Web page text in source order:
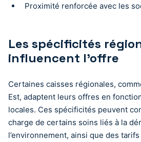
Proximité renforcée avec les
Les spécificités
influencent l’offre
Certaines caisses régionales,
Est, adaptent leurs offres en
locales. Ces spécificités peuvent
charge de certains soins liés à la
l’environnement, ainsi que des